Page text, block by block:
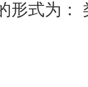
形式为：